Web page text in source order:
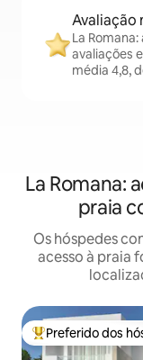
Avaliação
La
avaliações
média 4,8,
La Romana:
praia
Os hóspedes
acesso à praia
Entre os melhores
Preferido dos